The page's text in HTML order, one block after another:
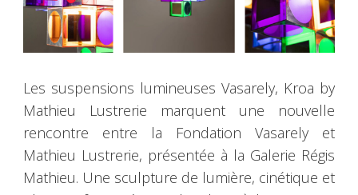
Les suspensions lumineuses Vasarely, Kroa by
Mathieu Lustrerie marquent une nouvelle
rencontre entre la Fondation Vasarely et
Mathieu Lustrerie, présentée à la Galerie Régis
Mathieu. Une sculpture de lumière, cinétique et